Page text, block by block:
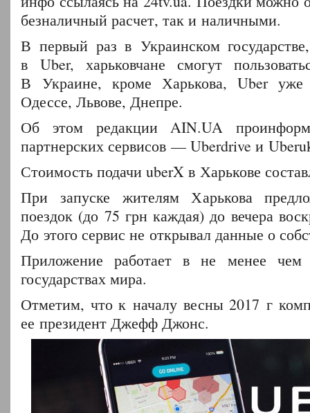
безналичный расчет, так и наличными.
В первый раз в Украинском
в Uber, харьковчане смогут
В Украине, кроме Харькова, Uber уже
Одессе, Львове, Днепре.
Об этом редакции AIN.UA
партнерских сервисов — Uberdrive и
Стоимость подачи uberX в Харькове
При запуске жителям Харькова
поездок (до 75 грн каждая) до вечера
До этого сервис не открывал данные о
Приложение работает в не менее
государствах мира.
Отметим, что к началу весны 2017 г
ее президент Джефф Джонс.